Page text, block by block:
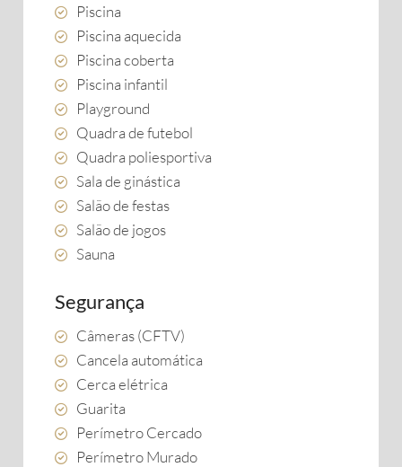
Piscina
Piscina aquecida
Piscina coberta
Piscina infantil
Playground
Quadra de futebol
Quadra poliesportiva
Sala de ginástica
Salão de festas
Salão de jogos
Sauna
Segurança
Câmeras (CFTV)
Cancela automática
Cerca elétrica
Guarita
Perímetro Cercado
Perímetro Murado